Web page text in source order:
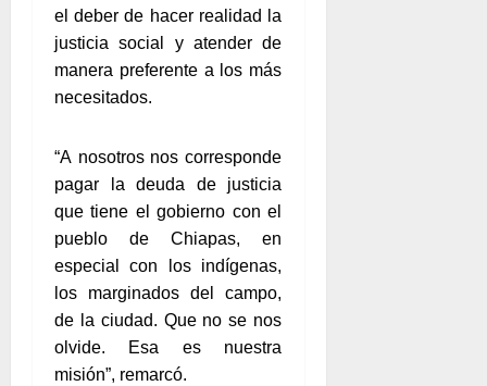
el deber de hacer realidad la
justicia social y atender de
manera preferente a los más
necesitados.
“A nosotros nos corresponde
pagar la deuda de justicia
que tiene el gobierno con el
pueblo de Chiapas, en
especial con los indígenas,
los marginados del campo,
de la ciudad. Que no se nos
olvide. Esa es nuestra
misión”, remarcó.